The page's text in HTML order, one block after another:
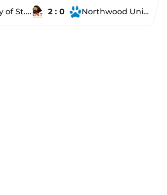
University of St. Thomas 2 : 0 Northwood University